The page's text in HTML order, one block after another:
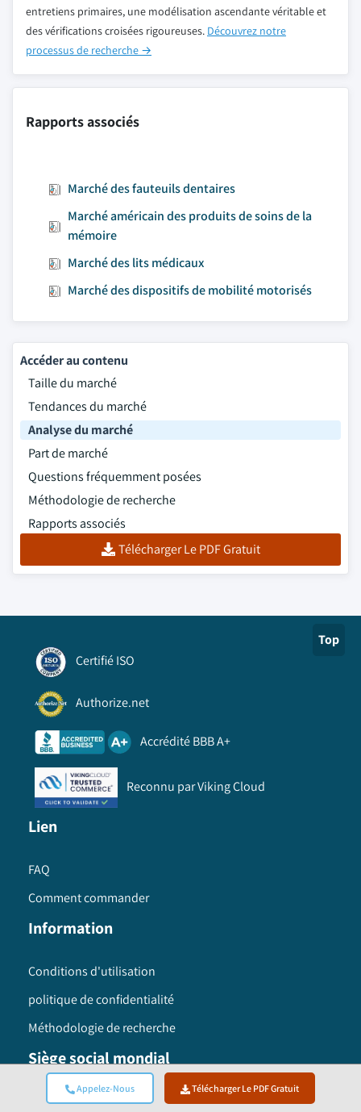
Appelez-Nous Télécharger Le PDF Gratuit
entretiens primaires, une modélisation ascendante véritable et
des vérifications croisées rigoureuses. Découvrez notre
processus de recherche →
Rapports associés
Marché des fauteuils dentaires
Marché américain des produits de soins de la
mémoire
Marché des lits médicaux
Marché des dispositifs de mobilité motorisés
Accéder au contenu
Taille du marché
Tendances du marché
Analyse du marché
Part de marché
Questions fréquemment posées
Méthodologie de recherche
Rapports associés
Télécharger Le PDF Gratuit
Top
Certifié ISO
Authorize.net
Accrédité BBB A+
Reconnu par Viking Cloud
Lien
FAQ
Comment commander
Information
Conditions d'utilisation
politique de confidentialité
Méthodologie de recherche
Siège social mondial
Global Market Insights Inc. 4 North Main Street,